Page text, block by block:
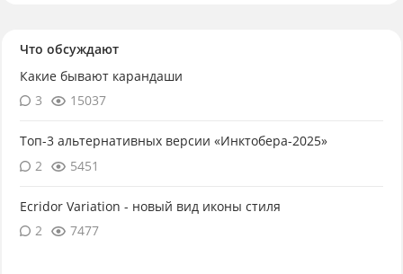
Что обсуждают
Какие бывают карандаши
3
15037
Топ-3 альтернативных версии «Инктобера-2025»
2
5451
Ecridor Variation - новый вид иконы стиля
2
7477